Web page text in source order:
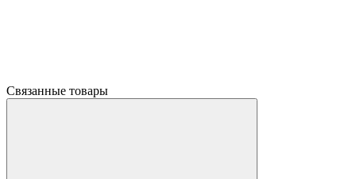
Связанные товары